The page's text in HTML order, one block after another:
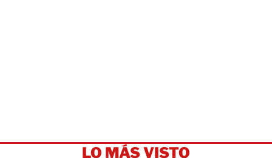
LO MÁS VISTO